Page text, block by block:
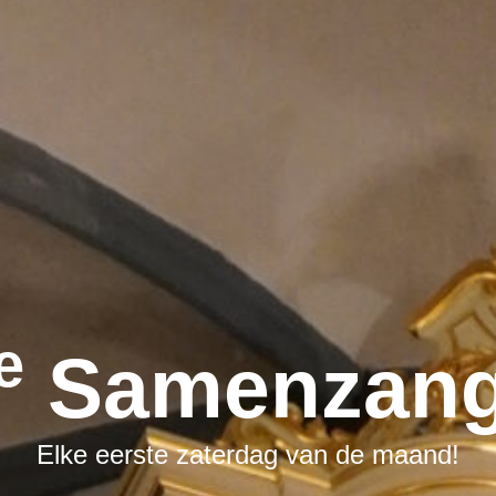
Elke eerste zaterdag van de maand!